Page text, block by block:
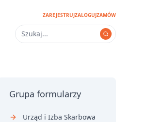
ZAREJESTRUJZALOGUJZAMÓW
Grupa formularzy
Urząd i Izba Skarbowa